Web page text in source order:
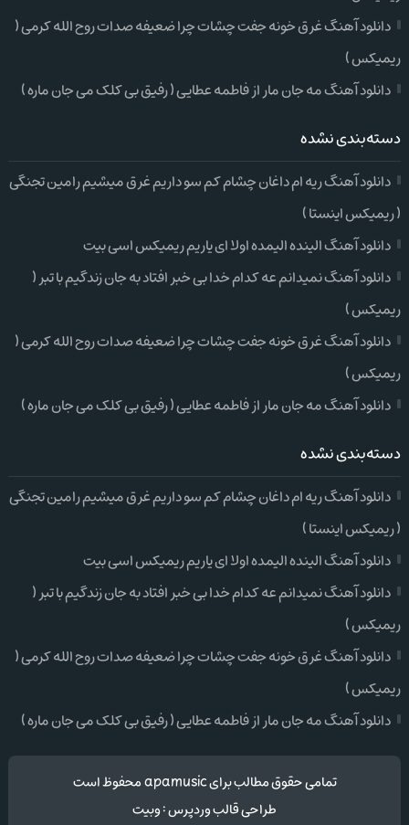
دانلود آهنگ غرق خونه جفت چشات چرا ضعیفه صدات روح الله کرمی (
ریمیکس )
دانلود آهنگ مه جان مار از فاطمه عطایی ( رفیق بی کلک می جان ماره )
دسته‌بندی نشده
دانلود آهنگ ریه ام داغان چشام کم سو داریم غرق میشیم رامین تجنگی
( ریمیکس اینستا )
دانلود آهنگ الینده الیمده اولا ای یاریم ریمیکس اسی بیت
دانلود آهنگ نمیدانم عه کدام خدا بی خبر افتاد به جان زندگیم با تبر (
ریمیکس )
دانلود آهنگ غرق خونه جفت چشات چرا ضعیفه صدات روح الله کرمی (
ریمیکس )
دانلود آهنگ مه جان مار از فاطمه عطایی ( رفیق بی کلک می جان ماره )
دسته‌بندی نشده
دانلود آهنگ ریه ام داغان چشام کم سو داریم غرق میشیم رامین تجنگی
( ریمیکس اینستا )
دانلود آهنگ الینده الیمده اولا ای یاریم ریمیکس اسی بیت
دانلود آهنگ نمیدانم عه کدام خدا بی خبر افتاد به جان زندگیم با تبر (
ریمیکس )
دانلود آهنگ غرق خونه جفت چشات چرا ضعیفه صدات روح الله کرمی (
ریمیکس )
دانلود آهنگ مه جان مار از فاطمه عطایی ( رفیق بی کلک می جان ماره )
تمامی حقوق مطالب برای apamusic محفوظ است
طراحی قالب وردپرس:وبیت